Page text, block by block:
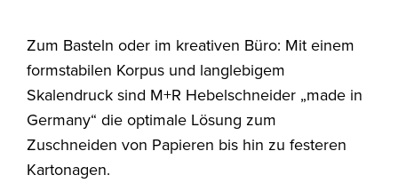
Zum Basteln oder im kreativen Büro: Mit einem
formstabilen Korpus und langlebigem
Skalendruck sind M+R Hebelschneider „made in
Germany“ die optimale Lösung zum
Zuschneiden von Papieren bis hin zu festeren
Kartonagen.